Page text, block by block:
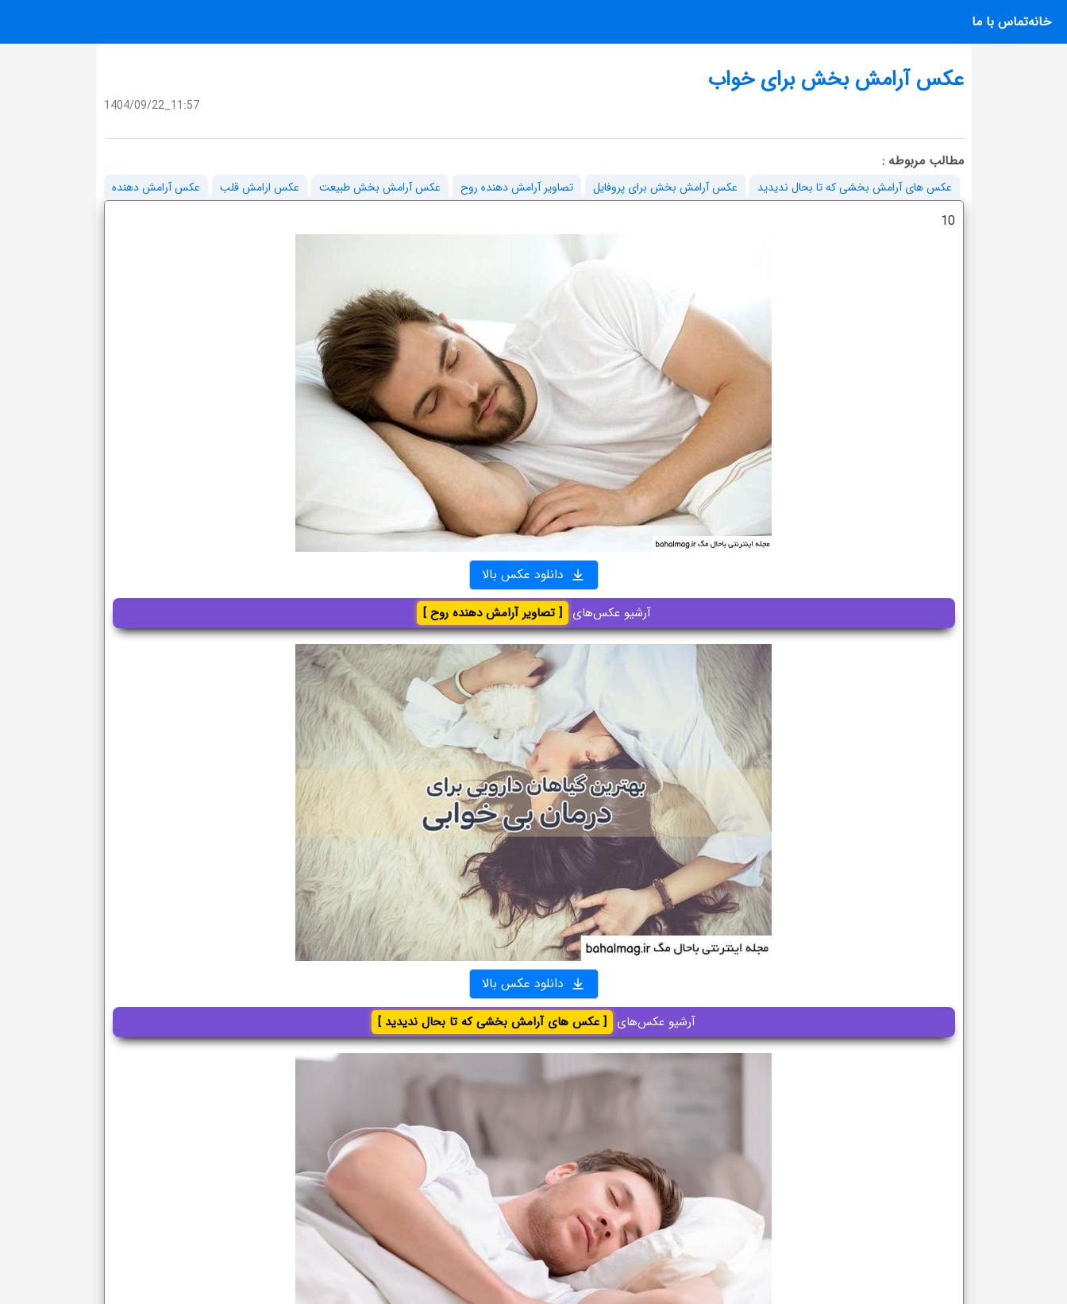
خانهتماس با ما
عکس آرامش بخش برای خواب
1404/09/22_11:57
مطالب مربوطه :
عکس های آرامش بخشی که تا بحال ندیدید عکس آرامش بخش برای پروفایل تصاویر آرامش دهنده روح عکس آرامش بخش طبیعت عکس ارامش قلب عکس آرامش دهنده
10
دانلود عکس بالا
آرشیو عکس‌های [ تصاویر آرامش دهنده روح ]
دانلود عکس بالا
آرشیو عکس‌های [ عکس های آرامش بخشی که تا بحال ندیدید ]